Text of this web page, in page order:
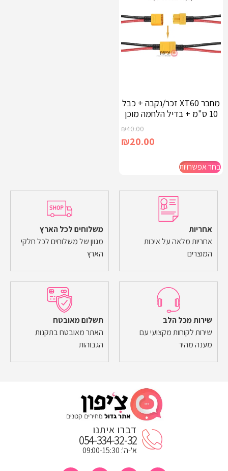
מחבר XT60 זכר/נקבה + כבל
10 ס"מ + בדיל הלחמה מוכן
₪40.00
₪20.00
בחר אפשרויות
אחריות
אחריות מלאה על איכות
המוצרים
משלוחים לכל הארץ
מגוון של משלוחים לכל חלקי
הארץ
שירות מכל הלב
שירות לקוחות מקצועי עם
מענה מהיר
תשלום מאובטח
האתר מאובטח בתקנות
הגבוהות
דברו איתנו
054-334-32-32
א'-ה': 09:00-15:30